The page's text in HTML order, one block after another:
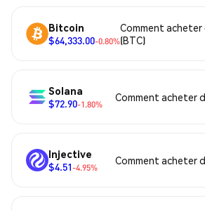
Bitcoin
$64,333.00-0.80%
Comment acheter
(BTC)
Solana
$72.90-1.80%
Comment acheter
Injective
$4.51-4.95%
Comment acheter